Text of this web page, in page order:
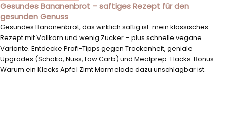
Gesundes Bananenbrot – saftiges Rezept für den
gesunden Genuss
Gesundes Bananenbrot, das wirklich saftig ist: mein klassisches
Rezept mit Vollkorn und wenig Zucker – plus schnelle vegane
Variante. Entdecke Profi-Tipps gegen Trockenheit, geniale
Upgrades (Schoko, Nuss, Low Carb) und Mealprep-Hacks. Bonus:
Warum ein Klecks Apfel Zimt Marmelade dazu unschlagbar ist.